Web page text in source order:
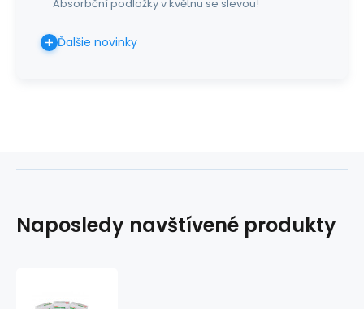
Absorbční podložky v květnu se slevou!
Ďalšie novinky
Naposledy navštívené produkty